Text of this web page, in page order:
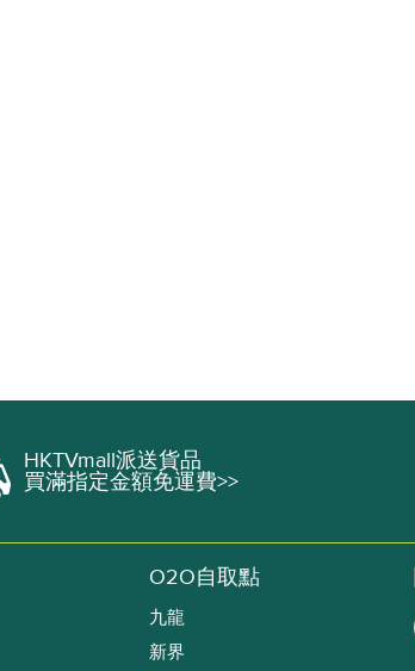
HKTVmall派送貨品
買滿指定金額免運費>>
O2O自取點
九龍
新界